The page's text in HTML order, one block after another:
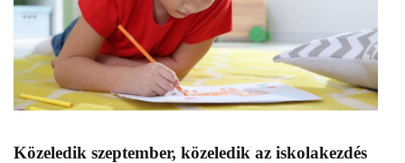
Közeledik szeptember, közeledik az iskolakezdés